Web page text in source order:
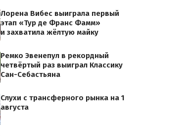
Лорена Вибес выиграла первый
этап «Тур де Франс Фамм»
и захватила жёлтую майку
Ремко Эвенепул в рекордный
четвёртый раз выиграл Классику
Сан-Себастьяна
Слухи с трансферного рынка на 1
августа